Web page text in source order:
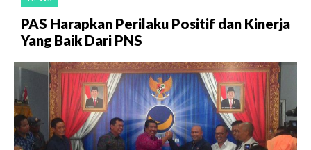
PAS Harapkan Perilaku Positif dan Kinerja
Yang Baik Dari PNS